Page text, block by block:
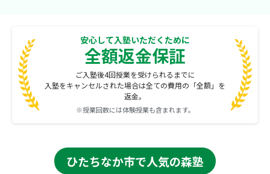
安心して入塾いただくために
全額返金保証
ご入塾後4回授業を受けられるまでに
入塾をキャンセルされた場合は全ての費用の「全額」を
返金。
※授業回数には体験授業も含まれます。
ひたちなか市で人気の森塾